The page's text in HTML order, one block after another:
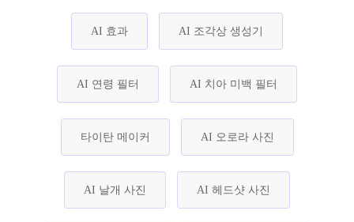
AI 효과 AI 조각상 생성기
AI 연령 필터 AI 치아 미백 필터
타이탄 메이커 AI 오로라 사진
AI 날개 사진 AI 헤드샷 사진